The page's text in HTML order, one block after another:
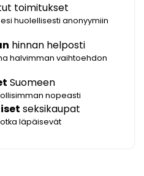
toimitukset
huolellisesti anonyymiin
hinnan helposti
halvimman vaihtoehdon
Suomeen
nopeasti
seksikaupat
läpäisevät